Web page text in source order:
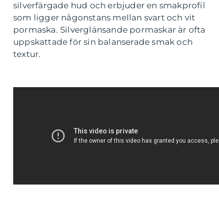
silverfärgade hud och erbjuder en smakprofil
som ligger någonstans mellan svart och vit
pormaska. Silverglänsande pormaskar är ofta
uppskattade för sin balanserade smak och
textur.